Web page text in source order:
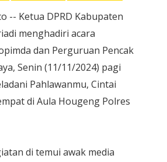
-- Ketua DPRD Kabupaten
menghadiri acara
dan Perguruan Pencak
Senin (11/11/2024) pagi
Pahlawanmu, Cintai
di Aula Hougeng Polres
di temui awak media